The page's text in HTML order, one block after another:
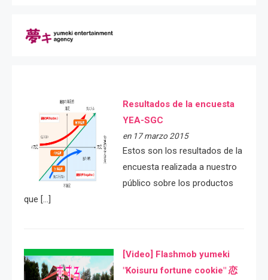
Resultados de la encuesta
YEA-SGC
en 17 marzo 2015
Estos son los resultados de la
encuesta realizada a nuestro
público sobre los productos
que […]
[Video] Flashmob yumeki
"Koisuru fortune cookie" 恋